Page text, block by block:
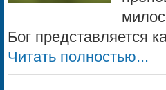
Бог представляется
Читать полностью...